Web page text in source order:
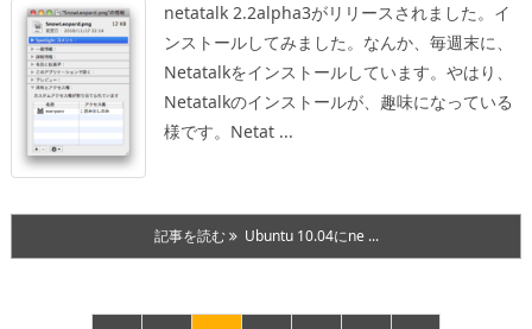
netatalk 2.2alpha3がリリースされました。イ
ンストールしてみました。なんか、毎週末に、
Netatalkをインストールしています。やはり、
Netatalkのインストールが、趣味になっている
様です。 Netat ...
記事を読む Ubuntu 10.04にne ...